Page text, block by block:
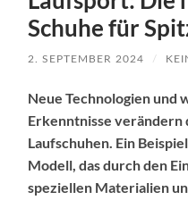
Schuhe für
2. SEPTEMBER 2024 /
Neue Technologien und
Erkenntnisse verändern
Laufschuhen. Ein
Modell, das durch den
speziellen Materialien